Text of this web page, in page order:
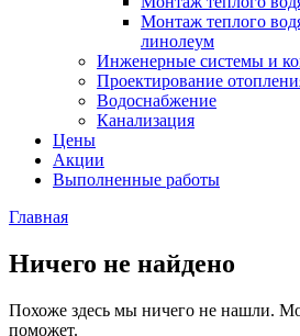
Монтаж теплого
линолеум
Инженерные системы и
Проектирование
Водоснабжение
Канализация
Цены
Акции
Выполненные работы
Главная
Ничего не найдено
Похоже здесь мы ничего не нашли.
поможет.